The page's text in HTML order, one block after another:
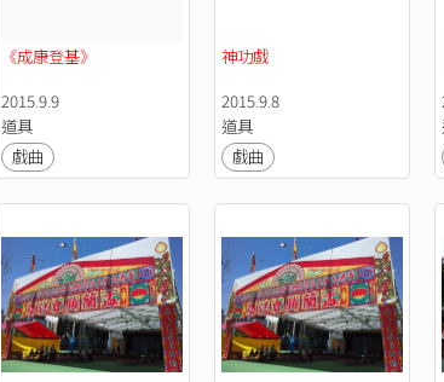
《成康登基》
2015.9.9
道具
戲曲
神功戲
2015.9.8
道具
戲曲